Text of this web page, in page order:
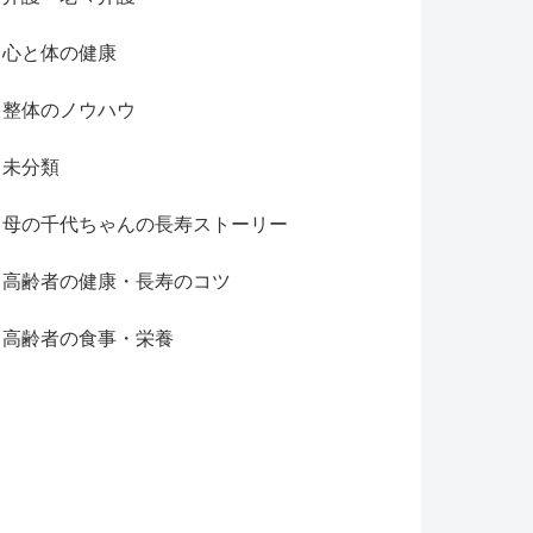
心と体の健康
整体のノウハウ
未分類
母の千代ちゃんの長寿ストーリー
高齢者の健康・長寿のコツ
高齢者の食事・栄養